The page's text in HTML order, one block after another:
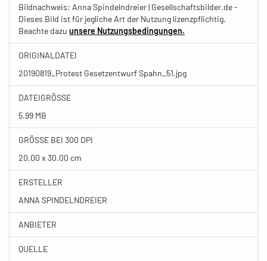
Bildnachweis: Anna Spindelndreier | Gesellschaftsbilder.de -
Dieses Bild ist für jegliche Art der Nutzung lizenzpflichtig.
Beachte dazu unsere Nutzungsbedingungen.
ORIGINALDATEI
20190819_Protest Gesetzentwurf Spahn_51.jpg
DATEIGRÖSSE
5.99 MB
GRÖSSE BEI 300 DPI
20.00 x 30.00 cm
ERSTELLER
ANNA SPINDELNDREIER
ANBIETER
QUELLE